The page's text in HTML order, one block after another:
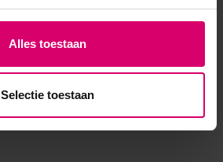
Alles toestaan
Selectie toestaan